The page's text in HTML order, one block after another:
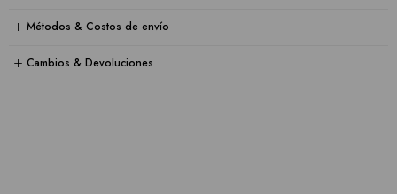
Métodos & Costos de envío
Cambios & Devoluciones